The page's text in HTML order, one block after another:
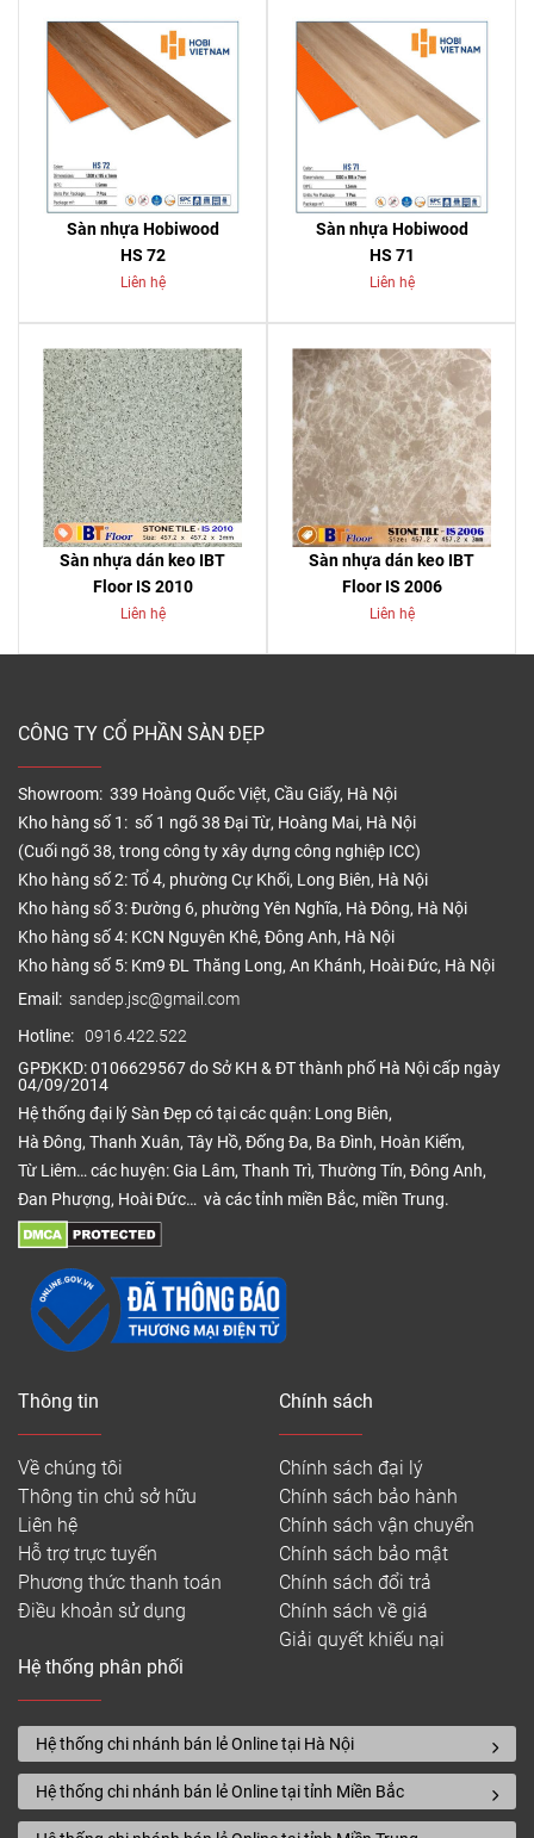
Sàn nhựa Hobiwood
HS 72
Liên hệ
Sàn nhựa Hobiwood
HS 71
Liên hệ
Sàn nhựa dán keo IBT
Floor IS 2010
Liên hệ
Sàn nhựa dán keo IBT
Floor IS 2006
Liên hệ
CÔNG TY CỔ PHẦN SÀN ĐẸP
Showroom: 339 Hoàng Quốc Việt, Cầu Giấy, Hà Nội
Kho hàng số 1: số 1 ngõ 38 Đại Từ, Hoàng Mai, Hà Nội
(Cuối ngõ 38, trong công ty xây dựng công nghiệp ICC)
Kho hàng số 2: Tổ 4, phường Cự Khối, Long Biên, Hà Nội
Kho hàng số 3: Đường 6, phường Yên Nghĩa, Hà Đông, Hà Nội
Kho hàng số 4: KCN Nguyên Khê, Đông Anh, Hà Nội
Kho hàng số 5: Km9 ĐL Thăng Long, An Khánh, Hoài Đức, Hà Nội
Email: sandep.jsc@gmail.com
Hotline: 0916.422.522
GPĐKKD: 0106629567 do Sở KH & ĐT thành phố Hà Nội cấp ngày
04/09/2014
Hệ thống đại lý Sàn Đẹp có tại các quận: Long Biên,
Hà Đông, Thanh Xuân, Tây Hồ, Đống Đa, Ba Đình, Hoàn Kiếm,
Từ Liêm… các huyện: Gia Lâm, Thanh Trì, Thường Tín, Đông Anh,
Đan Phượng, Hoài Đức… và các tỉnh miền Bắc, miền Trung.
Thông tin
Về chúng tôi
Thông tin chủ sở hữu
Liên hệ
Hỗ trợ trực tuyến
Phương thức thanh toán
Điều khoản sử dụng
Chính sách
Chính sách đại lý
Chính sách bảo hành
Chính sách vận chuyển
Chính sách bảo mật
Chính sách đổi trả
Chính sách về giá
Giải quyết khiếu nại
Hệ thống phân phối
Hệ thống chi nhánh bán lẻ Online tại Hà Nội
Hệ thống chi nhánh bán lẻ Online tại tỉnh Miền Bắc